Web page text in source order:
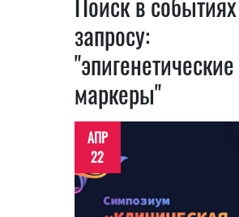
запросу:
"эпигенетические
маркеры"
АПР
22